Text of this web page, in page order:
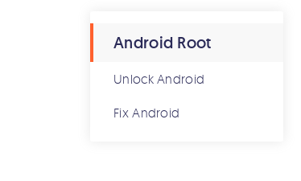
Android Root
Unlock Android
Fix Android